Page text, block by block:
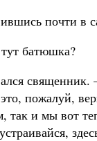
почти в
батюшка?
пожалуй,
так и мы вот